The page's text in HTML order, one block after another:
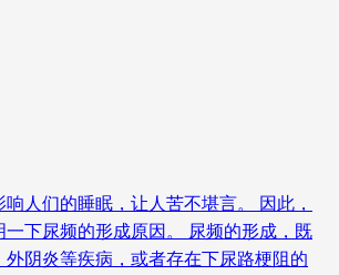
人们的睡眠，让人苦不堪言。 因此，
下尿频的形成原因。 尿频的形成，既
阴炎等疾病，或者存在下尿路梗阻的